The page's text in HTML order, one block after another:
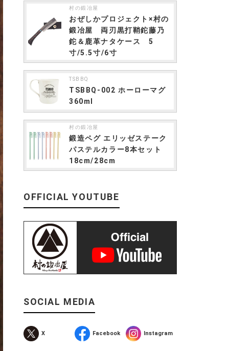
村の鍛冶屋
おぜしかプロジェクト×村の
鍛冶屋 両刃黒打鞘鉈藤乃
鉈＆鹿革ナタケース 5
寸/5.5寸/6寸
TSBBQ
TSBBQ-002 ホーローマグ
360ml
村の鍛冶屋
鍛造ペグ エリッゼステーク
パステルカラー8本セット
18cm/28cm
OFFICIAL YOUTUBE
SOCIAL MEDIA
X Facebook Instagram